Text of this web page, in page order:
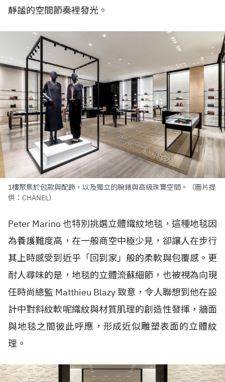
靜謐的空間節奏裡發光。
1樓聚焦於包款與配飾，以及獨立的腕錶與高級珠寶空間。（圖片提
供：CHANEL）
Peter Marino 也特別挑選立體織紋地毯，這種地毯因
為養護難度高，在一般商空中極少見，卻讓人在步行
其上時感受到近乎「回到家」般的柔軟與包覆感。更
耐人尋味的是，地毯的立體流蘇細節，也被視為向現
任時尚總監 Matthieu Blazy 致意，令人聯想到他在設
計中對斜紋軟呢織紋與材質肌理的創造性發揮，牆面
與地毯之間彼此呼應，形成近似雕塑表面的立體紋
理。